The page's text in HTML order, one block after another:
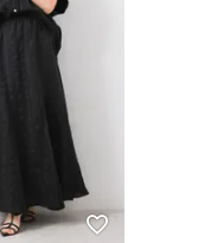
Johnbull（ジョンブル）
LAOCOONTE（ラオコンテ）
LAURA DI MAGGIO（ロー
le camouflage tribe（ル
トライブ）